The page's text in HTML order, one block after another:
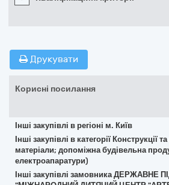
Друкувати
Корисні посилання
Інші закупівлі в регіоні м. Київ
Інші закупівлі в категорії Конструкції
матеріали; допоміжна будівельна
електроапаратури)
Інші закупівлі замовника ДЕРЖАВНЕ